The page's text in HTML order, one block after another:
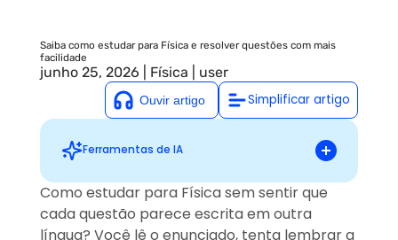
Saiba como estudar para Física e resolver questões com mais
facilidade
junho 25, 2026 Física
user
Simplificar artigo
Ferramentas de IA
solucionar questões com facilidade. Veja
conteúdos prioritários e aprenda a montar
uma rotina de estudos.
Como estudar para Física sem sentir que
cada questão parece escrita em outra
língua? Você lê o enunciado, tenta lembrar a